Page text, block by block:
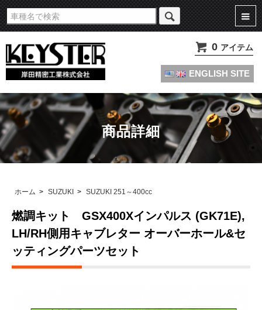
旧車・名車・絶版車キャブレターのオーバーホールやセッティングパーツは
KEYSTERの燃調キット
0 アイテム
ENGLISH SITE
商品詳細
ホーム > SUZUKI > SUZUKI 251～400cc
燃調キット GSX400Xインパルス (GK71E),
LH/RH側用キャブレター オーバーホール&セ
ッティングパーツセット